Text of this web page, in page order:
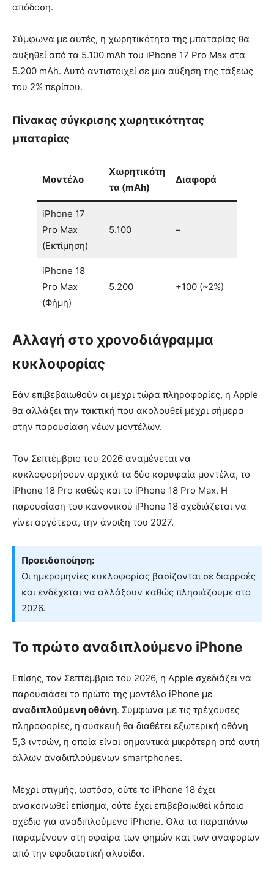
απόδοση.
Σύμφωνα με αυτές, η χωρητικότητα της μπαταρίας θα
αυξηθεί από τα 5.100 mAh του iPhone 17 Pro Max στα
5.200 mAh. Αυτό αντιστοιχεί σε μια αύξηση της τάξεως
του 2% περίπου.
Πίνακας σύγκρισης χωρητικότητας
μπαταρίας
Μοντέλο
Χωρητικότη
τα (mAh)
Διαφορά
iPhone 17
Pro Max
(Εκτίμηση)
5.100 –
iPhone 18
Pro Max
(Φήμη)
5.200 +100 (~2%)
Αλλαγή στο χρονοδιάγραμμα
κυκλοφορίας
Εάν επιβεβαιωθούν οι μέχρι τώρα πληροφορίες, η Apple
θα αλλάξει την τακτική που ακολουθεί μέχρι σήμερα
στην παρουσίαση νέων μοντέλων.
Τον Σεπτέμβριο του 2026 αναμένεται να
κυκλοφορήσουν αρχικά τα δύο κορυφαία μοντέλα, το
iPhone 18 Pro καθώς και το iPhone 18 Pro Max. Η
παρουσίαση του κανονικού iPhone 18 σχεδιάζεται να
γίνει αργότερα, την άνοιξη του 2027.
Προειδοποίηση:
Οι ημερομηνίες κυκλοφορίας βασίζονται σε διαρροές
και ενδέχεται να αλλάξουν καθώς πλησιάζουμε στο
2026.
Το πρώτο αναδιπλούμενο iPhone
Επίσης, τον Σεπτέμβριο του 2026, η Apple σχεδιάζει να
παρουσιάσει το πρώτο της μοντέλο iPhone με
αναδιπλούμενη οθόνη. Σύμφωνα με τις τρέχουσες
πληροφορίες, η συσκευή θα διαθέτει εξωτερική οθόνη
5,3 ιντσών, η οποία είναι σημαντικά μικρότερη από αυτή
άλλων αναδιπλούμενων smartphones.
Μέχρι στιγμής, ωστόσο, ούτε το iPhone 18 έχει
ανακοινωθεί επίσημα, ούτε έχει επιβεβαιωθεί κάποιο
σχέδιο για αναδιπλούμενο iPhone. Όλα τα παραπάνω
παραμένουν στη σφαίρα των φημών και των αναφορών
από την εφοδιαστική αλυσίδα.